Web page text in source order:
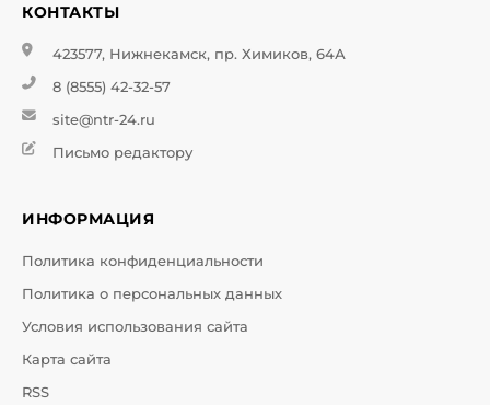
КОНТАКТЫ
423577, Нижнекамск, пр. Химиков, 64А
8 (8555) 42-32-57
site@ntr-24.ru
Письмо редактору
ИНФОРМАЦИЯ
Политика конфиденциальности
Политика о персональных данных
Условия использования сайта
Карта сайта
RSS